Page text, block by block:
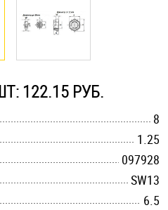
для яхт
122.15 РУБ.
8
1.25
097928
SW13
6.5